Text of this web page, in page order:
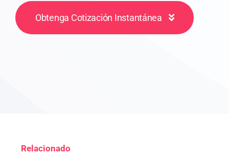
Obtenga Cotización Instantánea
Relacionado